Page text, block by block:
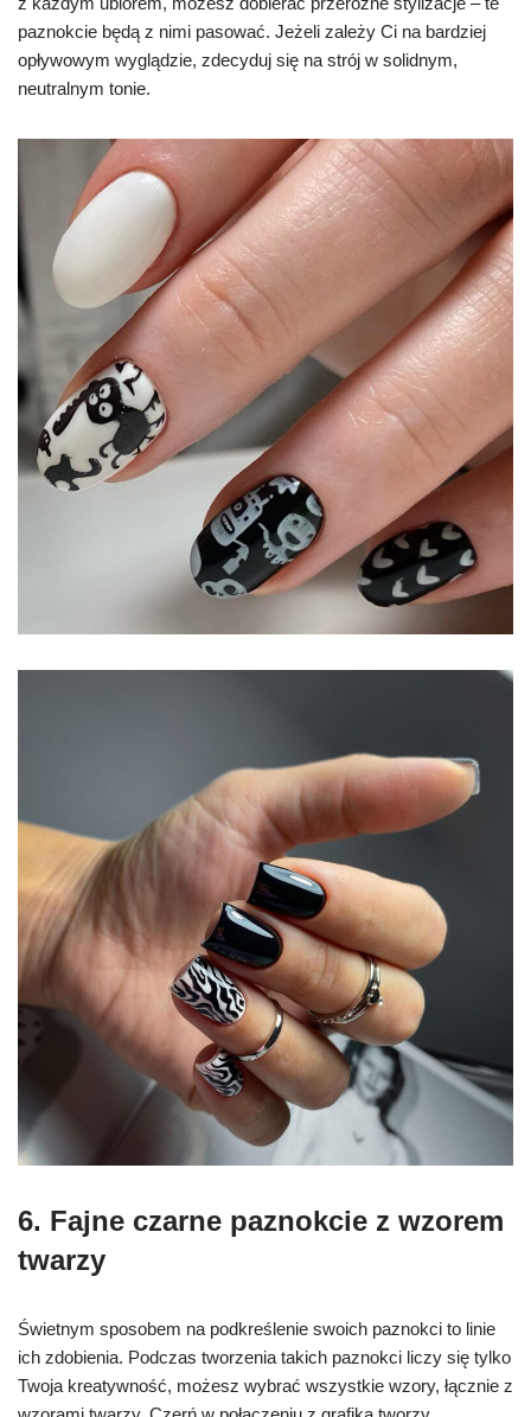
paznokcie będą z nimi pasować. Jeżeli zależy Ci na bardziej
opływowym wyglądzie, zdecyduj się na strój w solidnym,
neutralnym tonie.
6. Fajne czarne paznokcie z wzorem
twarzy
Świetnym sposobem na podkreślenie swoich paznokci to linie
ich zdobienia. Podczas tworzenia takich paznokci liczy się tylko
Twoja kreatywność, możesz wybrać wszystkie wzory, łącznie z